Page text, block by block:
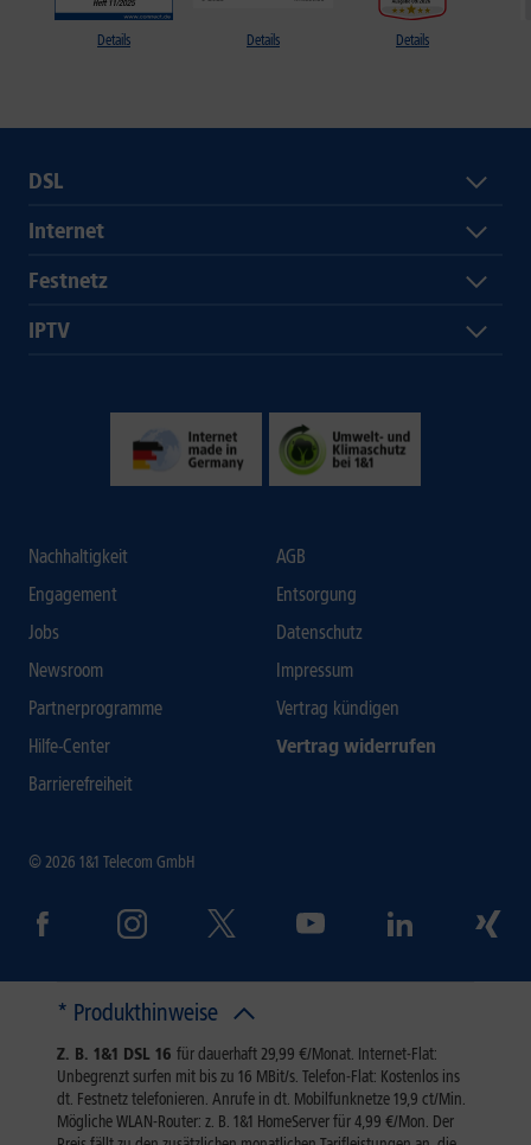
Details Details Details
DSL
Internet
Festnetz
IPTV
Nachhaltigkeit
Engagement
Jobs
Newsroom
Partnerprogramme
Hilfe-Center
Barrierefreiheit
AGB
Entsorgung
Datenschutz
Impressum
Vertrag kündigen
Vertrag widerrufen
© 2026 1&1 Telecom GmbH